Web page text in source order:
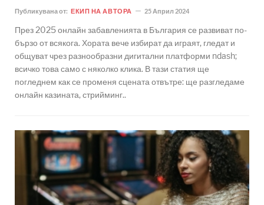
Публикувана от: ЕКИП НА АВТОРА 25 Април 2024
През 2025 онлайн забавленията в България се развиват по-
бързо от всякога. Хората вече избират да играят, гледат и
общуват чрез разнообразни дигитални платформи ndash;
всичко това само с няколко клика. В тази статия ще
погледнем как се променя сцената отвътре: ще разгледаме
онлайн казината, стрийминг..